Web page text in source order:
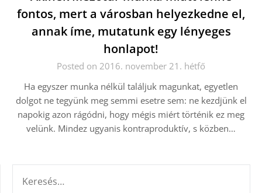
fontos, mert a városban helyezkedne el,
annak íme, mutatunk egy lényeges
honlapot!
Posted on 2016. november 21. hétfő
Ha egyszer munka nélkül találjuk magunkat, egyetlen
dolgot ne tegyünk meg semmi esetre sem: ne kezdjünk el
napokig azon rágódni, hogy mégis miért történik ez meg
velünk. Mindez ugyanis kontraproduktív, s közben…